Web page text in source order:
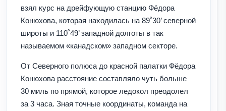
взял курс на дрейфующую станцию Фёдора
Конюхова, которая находилась на 89˚30’ северной
широты и 110˚49’ западной долготы в так
называемом «канадском» западном секторе.
От Северного полюса до красной палатки Фёдора
Конюхова расстояние составляло чуть больше
30 миль по прямой, которое ледокол преодолел
за 3 часа. Зная точные координаты, команда на